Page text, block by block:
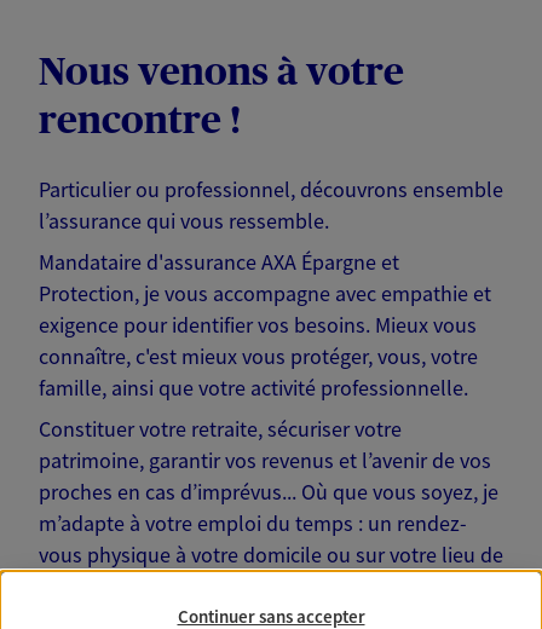
Nous venons à votre
rencontre !
Particulier ou professionnel, découvrons ensemble
l’assurance qui vous ressemble.
Mandataire d'assurance AXA Épargne et
Protection, je vous accompagne avec empathie et
exigence pour identifier vos besoins. Mieux vous
connaître, c'est mieux vous protéger, vous, votre
famille, ainsi que votre activité professionnelle.
Constituer votre retraite, sécuriser votre
patrimoine, garantir vos revenus et l’avenir de vos
proches en cas d’imprévus... Où que vous soyez, je
m’adapte à votre emploi du temps : un rendez-
vous physique à votre domicile ou sur votre lieu de
Continuer sans accepter